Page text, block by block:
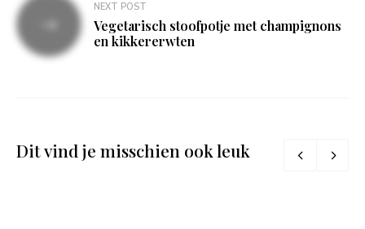
NEXT POST
Vegetarisch stoofpotje met champignons
en kikkererwten
Dit vind je misschien ook leuk